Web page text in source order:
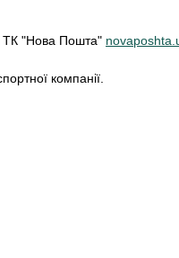
ТК "Нова Пошта"
компанії.